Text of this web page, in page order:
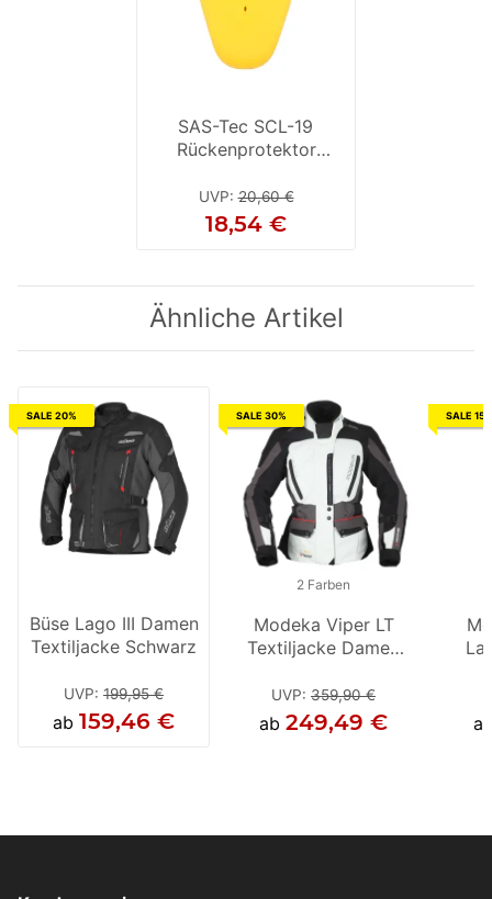
SAS-Tec SCL-19
Rückenprotektor
UVP:20,60 €
18,54 €
Ähnliche Artikel
SALE 20%
Büse Lago III Damen
Textiljacke Schwarz
UVP: 199,95 €
ab 159,46 €
SALE 30%
2 Farben
Modeka Viper LT
Textiljacke Damen
dunkelgrau /
schwarz
UVP: 359,90 €
ab 249,49 € ab
SALE